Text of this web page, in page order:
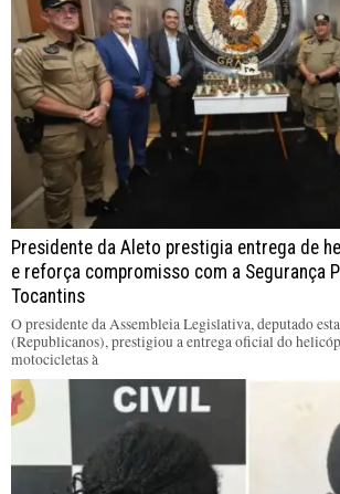
Presidente da Aleto prestigia entrega de
e reforça compromisso com a Segurança
Tocantins
O presidente da Assembleia Legislativa, deputado
(Republicanos), prestigiou a entrega oficial do
motocicletas à